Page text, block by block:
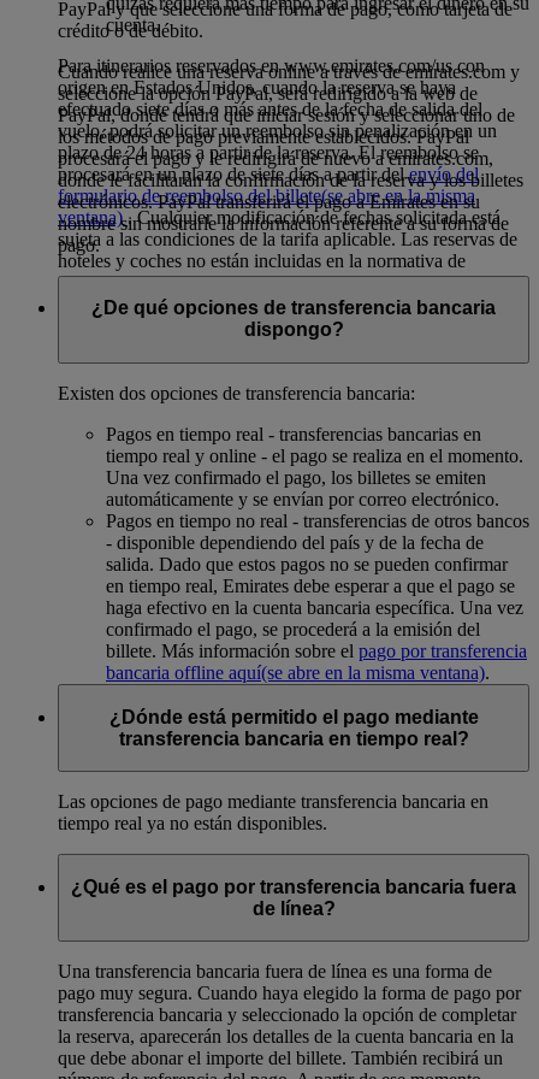
cuenta.
Para itinerarios reservados en www.emirates.com/us con
origen en Estados Unidos, cuando la reserva se haya
efectuado siete días o más antes de la fecha de salida del
vuelo, podrá solicitar un reembolso sin penalización en un
plazo de 24 horas a partir de la reserva. El reembolso se
procesará en un plazo de siete días a partir delenvío del
formulario de reembolso del billete(se abre en la misma
ventana) . Cualquier modificación de fechas solicitada está
sujeta a las condiciones de la tarifa aplicable. Las reservas de
hoteles y coches no están incluidas en la normativa de
reembolso.
PayPal y que seleccione una forma de pago, como tarjeta de
crédito o de débito.
Cuando realice una reserva online a través de emirates.com y
seleccione la opción PayPal, será redirigido a la web de
PayPal, donde tendrá que iniciar sesión y seleccionar uno de
los métodos de pago previamente establecidos. PayPal
procesará el pago y le redirigirá de nuevo a emirates.com,
donde le facilitarán la confirmación de la reserva y los billetes
electrónicos. PayPal transferirá el pago a Emirates en su
nombre sin mostrarle la información referente a su forma de
pago.
¿De qué opciones de transferencia bancaria
dispongo?
Existen dos opciones de transferencia bancaria:
Pagos en tiempo real - transferencias bancarias en
tiempo real y online - el pago se realiza en el momento.
Una vez confirmado el pago, los billetes se emiten
automáticamente y se envían por correo electrónico.
Pagos en tiempo no real - transferencias de otros bancos
- disponible dependiendo del país y de la fecha de
salida. Dado que estos pagos no se pueden confirmar
en tiempo real, Emirates debe esperar a que el pago se
haga efectivo en la cuenta bancaria específica. Una vez
confirmado el pago, se procederá a la emisión del
billete. Más información sobre el pago por transferencia
bancaria offline aquí(se abre en la misma ventana).
¿Dónde está permitido el pago mediante
transferencia bancaria en tiempo real?
Las opciones de pago mediante transferencia bancaria en
tiempo real ya no están disponibles.
¿Qué es el pago por transferencia bancaria fuera
de línea?
Una transferencia bancaria fuera de línea es una forma de
pago muy segura. Cuando haya elegido la forma de pago por
transferencia bancaria y seleccionado la opción de completar
la reserva, aparecerán los detalles de la cuenta bancaria en la
que debe abonar el importe del billete. También recibirá un